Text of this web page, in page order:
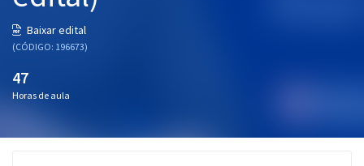
Baixar edital
(CÓDIGO: 196673)
47
Horas de aula